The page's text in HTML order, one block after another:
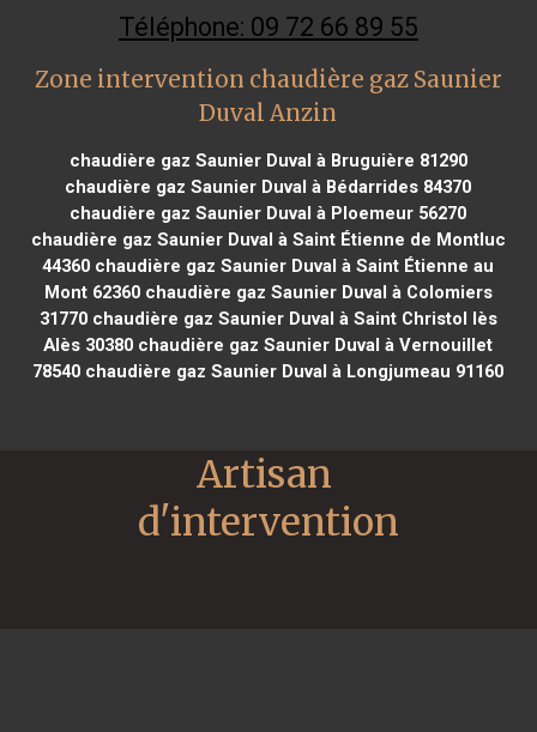
Téléphone: 09 72 66 89 55
Zone intervention chaudière gaz Saunier
Duval Anzin
chaudière gaz Saunier Duval à Bruguière 81290
chaudière gaz Saunier Duval à Bédarrides 84370
chaudière gaz Saunier Duval à Ploemeur 56270
chaudière gaz Saunier Duval à Saint Étienne de Montluc
44360 chaudière gaz Saunier Duval à Saint Étienne au
Mont 62360chaudière gaz Saunier Duval à Colomiers
31770chaudière gaz Saunier Duval à Saint Christol lès
Alès 30380 chaudière gaz Saunier Duval à Vernouillet
78540 chaudière gaz Saunier Duval à Longjumeau 91160
Artisan
d'intervention